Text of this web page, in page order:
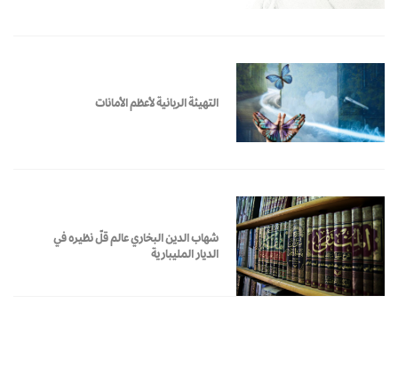
التهيئة الربانية لأعظم الأمانات
شهاب الدين البخاري عالم قلّ نظيره في
الديار المليبارية